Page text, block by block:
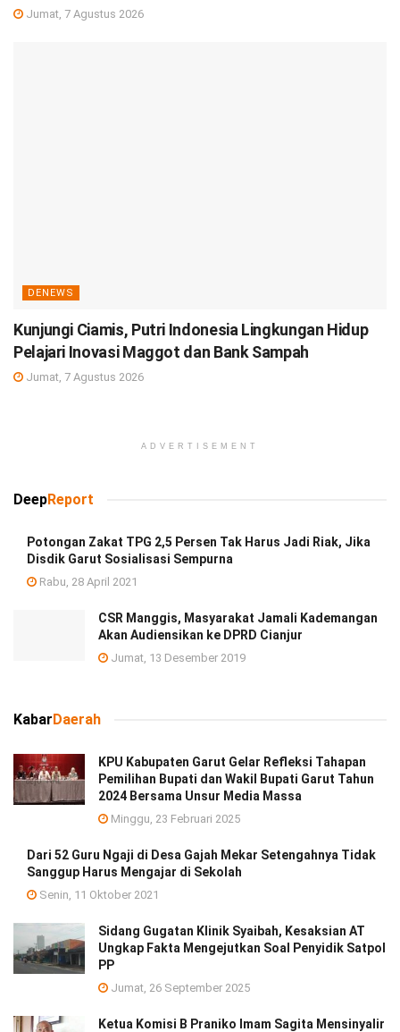
Jumat, 7 Agustus 2026
DENEWS
Kunjungi Ciamis, Putri Indonesia Lingkungan Hidup
Pelajari Inovasi Maggot dan Bank Sampah
Jumat, 7 Agustus 2026
ADVERTISEMENT
DeepReport
Potongan Zakat TPG 2,5 Persen Tak Harus Jadi Riak, Jika
Disdik Garut Sosialisasi Sempurna
Rabu, 28 April 2021
CSR Manggis, Masyarakat Jamali Kademangan
Akan Audiensikan ke DPRD Cianjur
Jumat, 13 Desember 2019
KabarDaerah
KPU Kabupaten Garut Gelar Refleksi Tahapan
Pemilihan Bupati dan Wakil Bupati Garut Tahun
2024 Bersama Unsur Media Massa
Minggu, 23 Februari 2025
Dari 52 Guru Ngaji di Desa Gajah Mekar Setengahnya Tidak
Sanggup Harus Mengajar di Sekolah
Senin, 11 Oktober 2021
Sidang Gugatan Klinik Syaibah, Kesaksian AT
Ungkap Fakta Mengejutkan Soal Penyidik Satpol
PP
Jumat, 26 September 2025
Ketua Komisi B Praniko Imam Sagita Mensinyalir